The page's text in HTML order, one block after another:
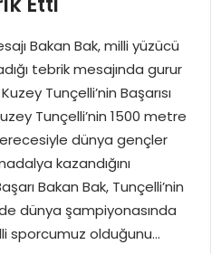
Bakan Bak, milli yüzücü
tebrik mesajında gurur
Tunçelli’nin Başarısı
Tunçelli’nin 1500 metre
dünya gençler
kazandığını
Bakan Bak, Tunçelli’nin
dünya şampiyonasında
sporcumuz olduğunu…